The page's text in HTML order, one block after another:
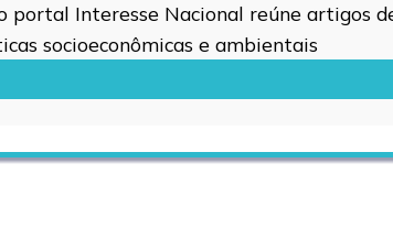
portal Interesse Nacional reúne artigos
socioeconômicas e ambientais